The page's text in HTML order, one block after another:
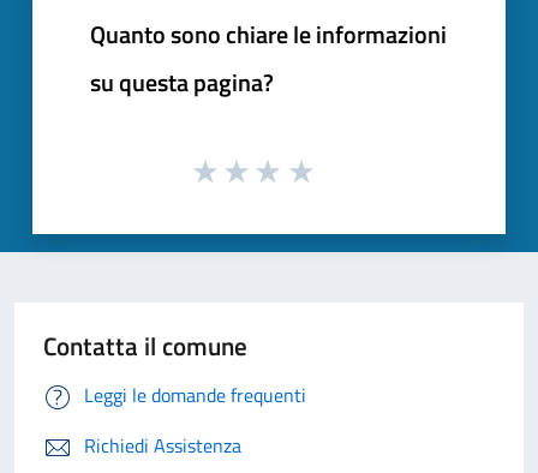
Quanto sono chiare le informazioni
su questa pagina?
Contatta il comune
Leggi le domande frequenti
Richiedi Assistenza